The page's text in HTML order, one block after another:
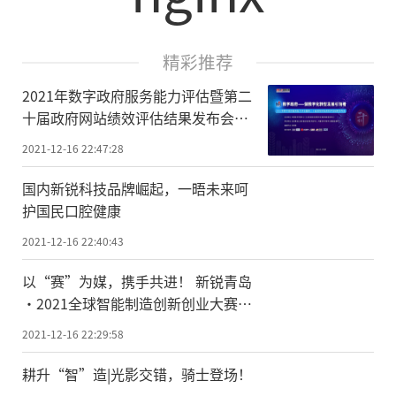
精彩推荐
2021年数字政府服务能力评估暨第二
十届政府网站绩效评估结果发布会在
京召开
2021-12-16 22:47:28
国内新锐科技品牌崛起，一晤未来呵
护国民口腔健康
2021-12-16 22:40:43
以“赛”为媒，携手共进！ 新锐青岛
·2021全球智能制造创新创业大赛总
2021-12-16 22:29:58
耕升“智”造|光影交错，骑士登场！